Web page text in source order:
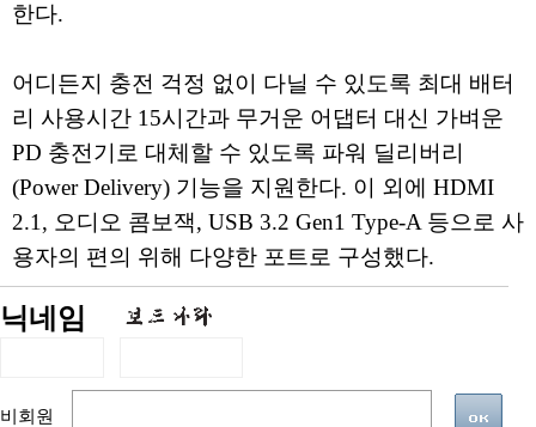
한다.
어디든지 충전 걱정 없이 다닐 수 있도록 최대 배터
리 사용시간 15시간과 무거운 어댑터 대신 가벼운
PD 충전기로 대체할 수 있도록 파워 딜리버리
(Power Delivery) 기능을 지원한다. 이 외에 HDMI
2.1, 오디오 콤보잭, USB 3.2 Gen1 Type-A 등으로 사
용자의 편의 위해 다양한 포트로 구성했다.
닉네임
비회원